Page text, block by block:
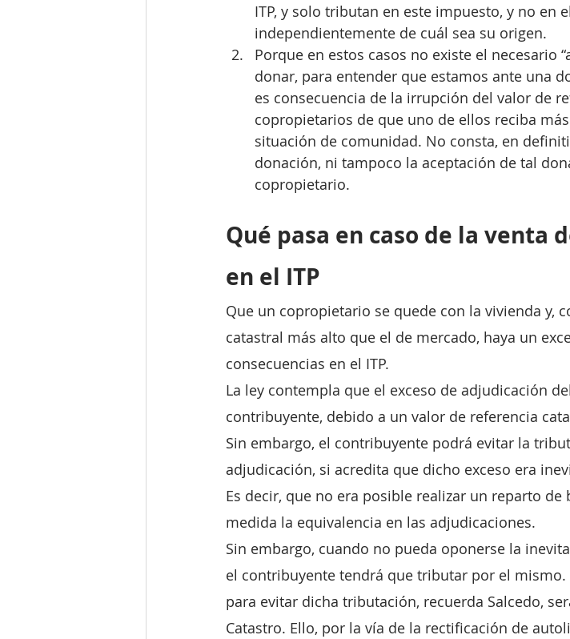
ITP, y solo tributan en este impuesto, y no en
independientemente de cuál sea su origen.
Porque en estos casos no existe el necesario
donar, para entender que estamos ante una
es consecuencia de la irrupción del valor de
copropietarios de que uno de ellos reciba
situación de comunidad. No consta, en
donación, ni tampoco la aceptación de tal
copropietario.
Qué pasa en caso de la venta
en el ITP
Que un copropietario se quede con la vivienda y,
catastral más alto que el de mercado, haya un
consecuencias en el ITP.
La ley contempla que el exceso de adjudicación
contribuyente, debido a un valor de referencia
Sin embargo, el contribuyente podrá evitar la
adjudicación, si acredita que dicho exceso era
Es decir, que no era posible realizar un reparto
medida la equivalencia en las adjudicaciones.
Sin embargo, cuando no pueda oponerse la
el contribuyente tendrá que tributar por el mismo.
para evitar dicha tributación, recuerda Salcedo,
Catastro. Ello, por la vía de la rectificación de